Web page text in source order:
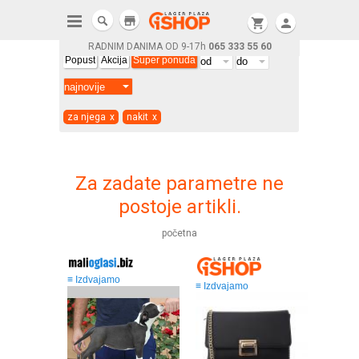
RADNIM DANIMA OD 9-17h 065 333 55 60
shopping_cart person
store
Popust Akcija Super ponuda
za njega x nakit x
Za zadate parametre ne
postoje artikli.
početna